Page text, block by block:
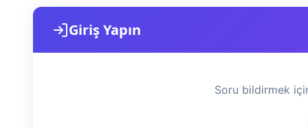
Giriş Yapın
Soru bildirmek